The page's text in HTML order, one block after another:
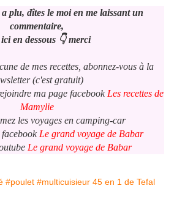
a plu, dîtes le moi en me laissant un
commentaire,
en dessous 👇 merci
de mes recettes, abonnez-vous à la
(c'est gratuit)
ma page facebook Les recettes de
Mamylie
les voyages en camping-car
Le grand voyage de Babar
Le grand voyage de Babar
#poulet #multicuisieur 45 en 1 de Tefal